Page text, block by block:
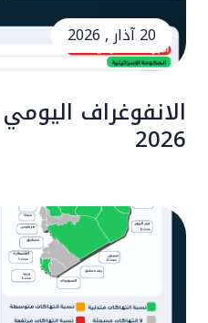
20 آذار , 2026
2026